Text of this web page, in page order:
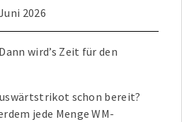
2026
wird’s Zeit für den
schon bereit?
jede Menge WM-